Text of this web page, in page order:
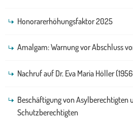
Honorarerhöhungsfaktor 2025
Amalgam: Warnung vor Abschluss
Nachruf auf Dr. Eva Maria Höller
Beschäftigung von Asylberechtigten
Schutzberechtigten